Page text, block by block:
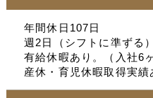
年間休日107日
週2日（シフトに準ずる）
有給休暇あり。（入社6
産休・育児休暇取得実績